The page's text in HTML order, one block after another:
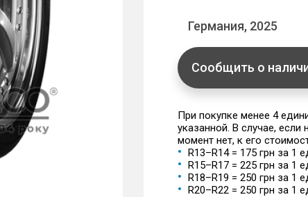
Германия, 2025
Сообщить о
При покупке менее 4
указанной. В случае,
момент нет, к его
R13–R14 = 175 грн за 1
R15–R17 = 225 грн за 1
R18–R19 = 250 грн за 1
R20–R22 = 250 грн за 1